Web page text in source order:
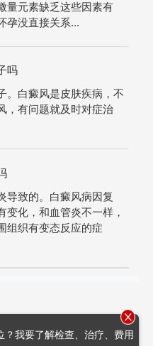
量元素缺乏这些因素有
孕没直接关系...
吗
。白癜风是皮肤疾病，不
，有问题就及时对症治
导致的。白癜风病因复
变化，和血管炎不一样，
组织有变态反应的症
？我要了解检查、治疗、费用